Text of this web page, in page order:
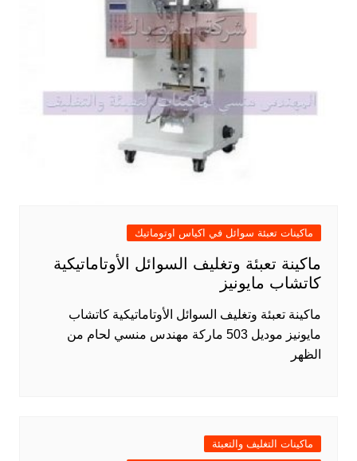
ماكينات تعبئة سوائل في اكياس اوتوماتيك
ماكينة تعبئة وتغليف السوائل الأوتاماتيكية
كاتشاب مايونيز
ماكينة تعبئة وتغليف السوائل الأوتاماتيكية كاتشاب
مايونيز موديل 503 ماركة مهندس منسي لحام من
الظهر
ماكينات التغليف والتعبئة